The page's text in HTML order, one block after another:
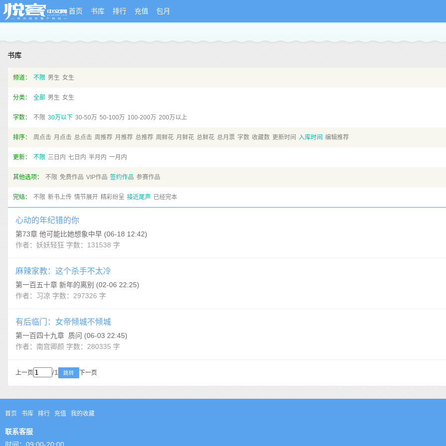
首页 书库 排行 充值 包月
书库
频道： 不限 男生 女生
分类： 全部 男生 女生
字数： 不限 30万以下 30-50万 50-100万 100-200万 200万以上
排序： 周点击 月点击 总点击 周推荐 月推荐 总推荐 周鲜花 月鲜花 总鲜花 总月票 字数 收藏数 更新时间 入库时间 编辑推荐
更新： 不限 三日内 七日内 半月内 一月内
其他选项： 不限 免费作品 VIP作品 签约作品 参赛作品
完结： 不限 新书上传 情节展开 精彩纷呈 接近尾声 已经完本
心动的年纪错的你
第73章 他可能比她想象中早 (06-18 12:42)
作者：妖妖轻狂 字数：131538 字
麻辣家教：这个杀手不太冷
第一百五十章 新年的离别 (02-06 22:25)
作者：习凉 字数：297326 字
有后临门：女帝倾城不倾城
第一百四十九章 质问 (06-03 22:45)
作者：南宫卿颜 字数：280335 字
上一页 /1 跳转 下一页
首页 书库 排行 充值 我的收藏
联系客服